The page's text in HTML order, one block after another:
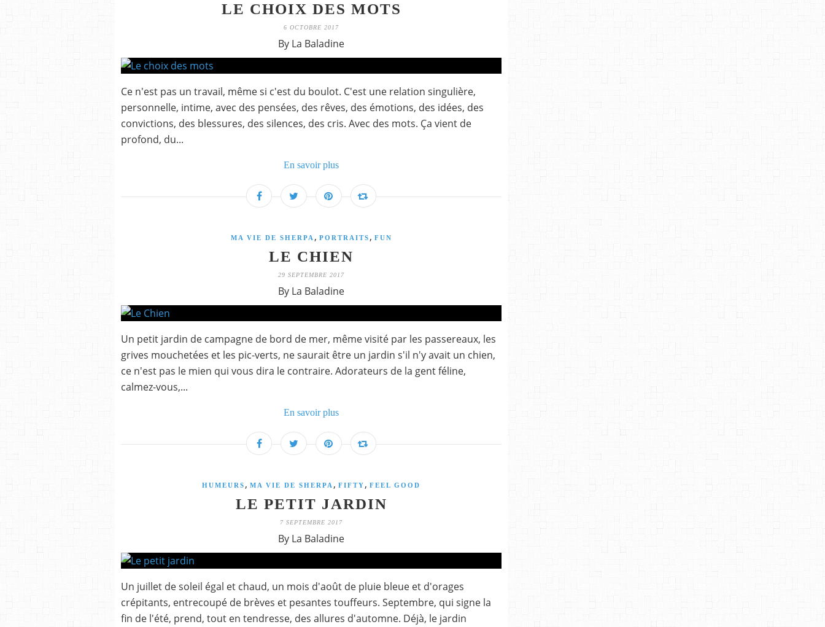
LE CHOIX DES MOTS
6 OCTOBRE 2017
By La Baladine
Ce n'est pas un travail, même si c'est du boulot. C'est une relation singulière,
personnelle, intime, avec des pensées, des rêves, des émotions, des idées, des
convictions, des blessures, des silences, des cris. Avec des mots. Ça vient de
profond, du...
En savoir plus
MA VIE DE SHERPA , PORTRAITS , FUN
LE CHIEN
29 SEPTEMBRE 2017
By La Baladine
Un petit jardin de campagne de bord de mer, même visité par les passereaux, les
grives mouchetées et les pic-verts, ne saurait être un jardin s'il n'y avait un chien,
ce n'est pas le mien qui vous dira le contraire. Adorateurs de la gent féline,
calmez-vous,...
En savoir plus
HUMEURS , MA VIE DE SHERPA , FIFTY , FEEL GOOD
LE PETIT JARDIN
7 SEPTEMBRE 2017
By La Baladine
Un juillet de soleil égal et chaud, un mois d'août de pluie bleue et d'orages
crépitants, entrecoupé de brèves et pesantes touffeurs. Septembre, qui signe la
fin de l'été, prend, tout en tendresse, des allures d'automne. Déjà, le jardin